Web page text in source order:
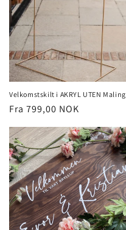
Velkomstskilt i AKRYL UTEN Maling
Vanlig
Fra 799,00 NOK